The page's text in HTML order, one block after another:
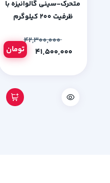
متحرک-سینی گالوانیزه با
ظرفیت 200 کیلوگرم
۴۲,۳۰۰,۰۰۰
تومان